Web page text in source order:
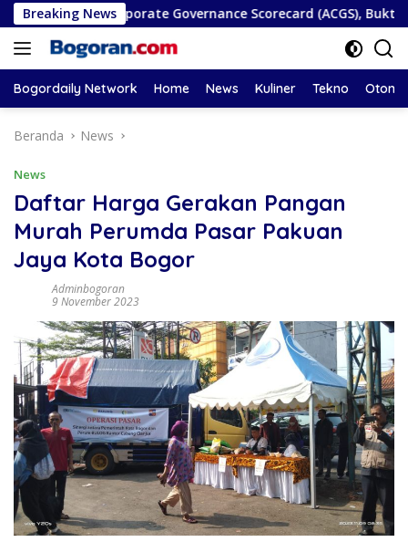
Langsung
ke
konten
Breaking News
ASEAN Corporate Governance Scorecard (ACGS), Bukti
Bogordaily Network Home News Kuliner Tekno
Beranda News
News
Daftar Harga Gerakan Pangan
Murah Perumda Pasar Pakuan
Jaya Kota Bogor
Adminbogoran
9 November 2023